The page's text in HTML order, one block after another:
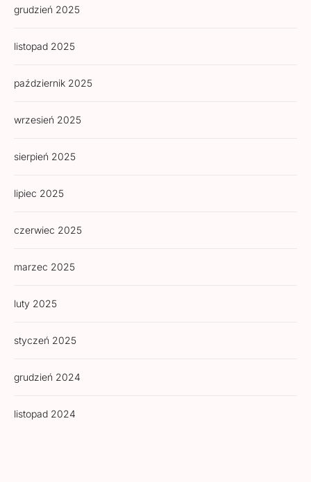
grudzień 2025
listopad 2025
październik 2025
wrzesień 2025
sierpień 2025
lipiec 2025
czerwiec 2025
marzec 2025
luty 2025
styczeń 2025
grudzień 2024
listopad 2024